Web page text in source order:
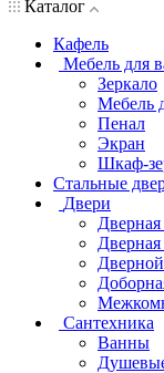
Каталог
Кафель
Мебель для
Зеркало
Мебель
Пенал
Экран
Шкаф-
Стальные
Двери
Дверная
Сантехника
Ванны